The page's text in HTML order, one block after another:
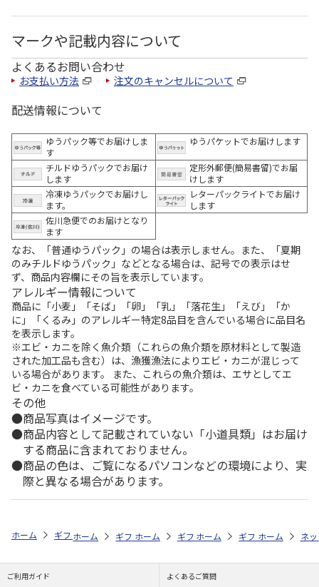
マークや記載内容について
よくあるお問い合わせ
お支払い方法 注文のキャンセルについて
配送情報について
ゆうパック等でお届けしま
す
ゆうパケットでお届けします
チルドゆうパックでお届け
します
定形外郵便(簡易書留)でお届
けします
冷凍ゆうパックでお届けし
ます。
レターパックライトでお届け
します
佐川急便でのお届けとなり
ます
なお、「普通ゆうパック」の場合は表示しません。また、「夏期
のみチルドゆうパック」などとなる場合は、記号での表示はせ
ず、商品内容欄にその旨を表示しています。
アレルギー情報について
商品に「小麦」「そば」「卵」「乳」「落花生」「えび」「か
に」「くるみ」のアレルギー特定8品目を含んでいる場合に品目名
を表示します。
※エビ・カニを除く魚介類（これらの魚介類を原材料として製造
された加工品も含む）は、漁獲漁法によりエビ・カニが混じって
いる場合があります。 また、これらの魚介類は、エサとしてエ
ビ・カニを食べている可能性があります。
その他
商品写真はイメージです。
商品内容として記載されていない「小道具類」はお届け
する商品に含まれておりません。
商品の色は、ご覧になるパソコンなどの環境により、実
際と異なる場合があります。
ホーム ギフトストア お中元・夏ギフト特集 2026 そうめん・麺類
ホーム ギフトストア お中元・夏ギフト特集 2026
ホーム ギフトストア お中元・夏ギフト
ホーム ギフトストア お
ホーム ネ
ご利用ガイド よくあるご質問